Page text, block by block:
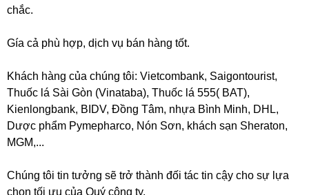
chắc.
Gía cả phù hợp, dịch vụ bán hàng tốt.
Khách hàng của chúng tôi: Vietcombank, Saigontourist,
Thuốc lá Sài Gòn (Vinataba), Thuốc lá 555( BAT),
Kienlongbank, BIDV, Đồng Tâm, nhựa Bình Minh, DHL,
Dược phẩm Pymepharco, Nón Sơn, khách sạn Sheraton,
MGM,...
Chúng tôi tin tưởng sẽ trở thành đối tác tin cậy cho sự lựa
chọn tối ưu của Quý công ty.